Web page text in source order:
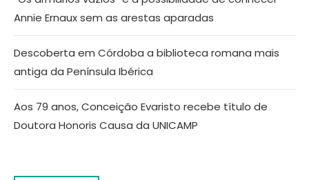
Annie Ernaux sem as arestas aparadas
Descoberta em Córdoba a biblioteca romana mais
antiga da Península Ibérica
Aos 79 anos, Conceição Evaristo recebe título de
Doutora Honoris Causa da UNICAMP